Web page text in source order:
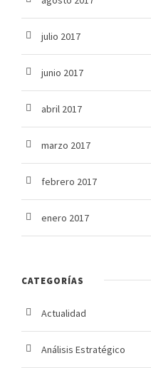
julio 2017
junio 2017
abril 2017
marzo 2017
febrero 2017
enero 2017
CATEGORÍAS
Actualidad
Análisis Estratégico